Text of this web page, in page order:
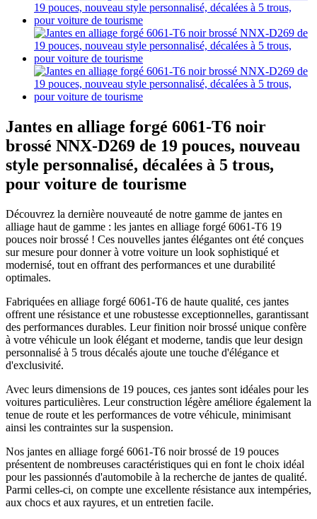
Jantes en alliage forgé 6061-T6 noir
brossé NNX-D269 de 19 pouces, nouveau
style personnalisé, décalées à 5 trous,
pour voiture de tourisme
Découvrez la dernière nouveauté de notre gamme de jantes en
alliage haut de gamme : les jantes en alliage forgé 6061-T6 19
pouces noir brossé ! Ces nouvelles jantes élégantes ont été conçues
sur mesure pour donner à votre voiture un look sophistiqué et
modernisé, tout en offrant des performances et une durabilité
optimales.
Fabriquées en alliage forgé 6061-T6 de haute qualité, ces jantes
offrent une résistance et une robustesse exceptionnelles, garantissant
des performances durables. Leur finition noir brossé unique confère
à votre véhicule un look élégant et moderne, tandis que leur design
personnalisé à 5 trous décalés ajoute une touche d'élégance et
d'exclusivité.
Avec leurs dimensions de 19 pouces, ces jantes sont idéales pour les
voitures particulières. Leur construction légère améliore également la
tenue de route et les performances de votre véhicule, minimisant
ainsi les contraintes sur la suspension.
Nos jantes en alliage forgé 6061-T6 noir brossé de 19 pouces
présentent de nombreuses caractéristiques qui en font le choix idéal
pour les passionnés d'automobile à la recherche de jantes de qualité.
Parmi celles-ci, on compte une excellente résistance aux intempéries,
aux chocs et aux rayures, et un entretien facile.